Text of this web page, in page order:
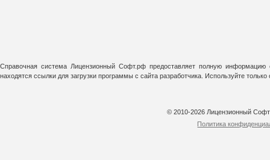
Справочная система Лицензионный Софт.рф предоставляет полную
находятся ссылки для загрузки программы с сайта разработчика. Используйте
© 2010-2026 Лицензионный
Политика